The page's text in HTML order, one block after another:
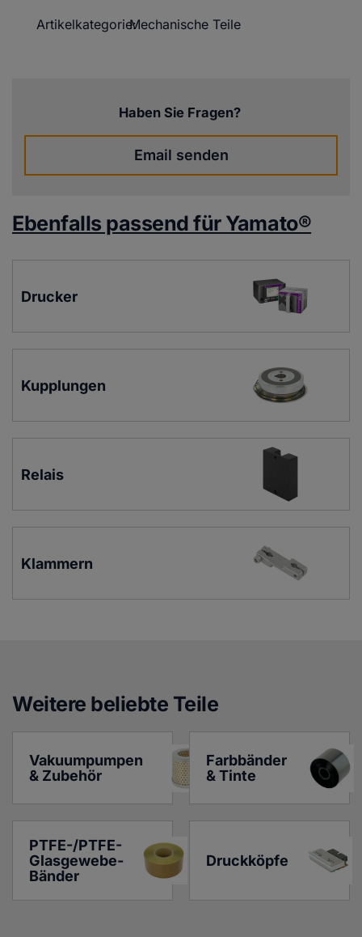
Artikelkategorie:Mechanische Teile
Haben Sie Fragen?
Email senden
Ebenfalls passend für Yamato®
Drucker
Kupplungen
Relais
Klammern
Weitere beliebte Teile
Vakuumpumpen
& Zubehör
Farbbänder
& Tinte
PTFE-/PTFE-
Glasgewebe-
Bänder
Druckköpfe